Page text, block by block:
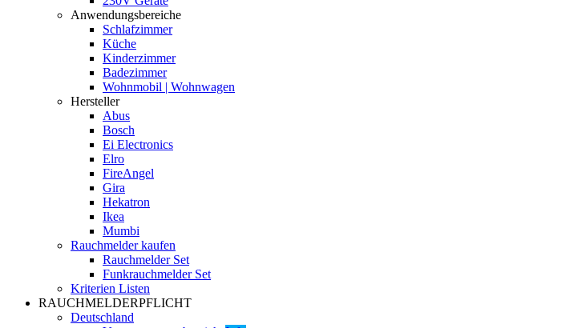
Anwendungsbereiche
Schlafzimmer
Küche
Kinderzimmer
Badezimmer
Wohnmobil | Wohnwagen
Hersteller
Abus
Bosch
Ei Electronics
Elro
FireAngel
Gira
Hekatron
Ikea
Mumbi
Rauchmelder kaufen
Rauchmelder Set
Funkrauchmelder Set
Kriterien Listen
RAUCHMELDERPFLICHT
Deutschland